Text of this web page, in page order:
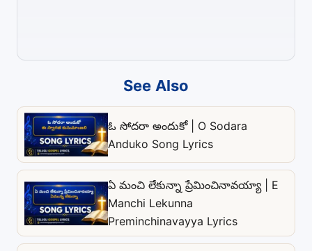
See Also
ఓ సోదరా అందుకో | O Sodara
Anduko Song Lyrics
ఏ మంచి లేకున్నా ప్రేమించినావయ్యా | E
Manchi Lekunna
Preminchinavayya Lyrics